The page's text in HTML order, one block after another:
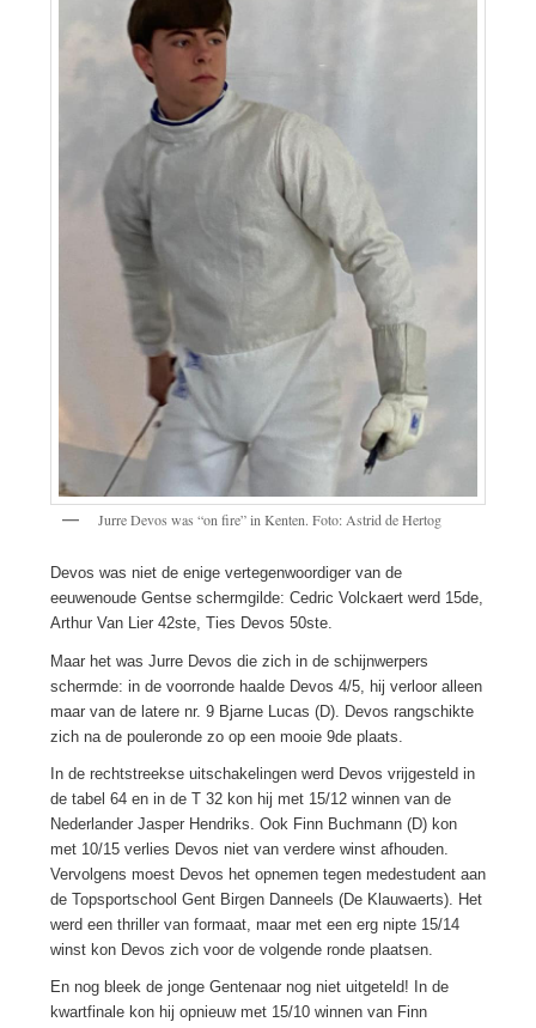
Jurre Devos was “on fire” in Kenten. Foto: Astrid de Hertog
Devos was niet de enige vertegenwoordiger van de
eeuwenoude Gentse schermgilde: Cedric Volckaert werd 15de,
Arthur Van Lier 42ste, Ties Devos 50ste.
Maar het was Jurre Devos die zich in de schijnwerpers
schermde: in de voorronde haalde Devos 4/5, hij verloor alleen
maar van de latere nr. 9 Bjarne Lucas (D). Devos rangschikte
zich na de pouleronde zo op een mooie 9de plaats.
In de rechtstreekse uitschakelingen werd Devos vrijgesteld in
de tabel 64 en in de T 32 kon hij met 15/12 winnen van de
Nederlander Jasper Hendriks. Ook Finn Buchmann (D) kon
met 10/15 verlies Devos niet van verdere winst afhouden.
Vervolgens moest Devos het opnemen tegen medestudent aan
de Topsportschool Gent Birgen Danneels (De Klauwaerts). Het
werd een thriller van formaat, maar met een erg nipte 15/14
winst kon Devos zich voor de volgende ronde plaatsen.
En nog bleek de jonge Gentenaar nog niet uitgeteld! In de
kwartfinale kon hij opnieuw met 15/10 winnen van Finn